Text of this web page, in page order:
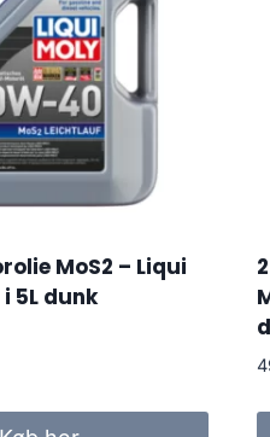
MoS2 – Liqui
5L dunk